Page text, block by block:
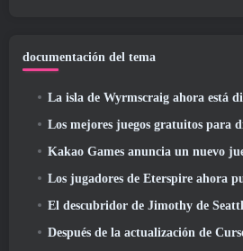
documentación del tema
La isla de Wyrmscraig ahora está disponible para
Los mejores juegos gratuitos para
Kakao Games anuncia un nuevo juego de rol
Los jugadores de Eterspire ahora pueden viajar un
El descubridor de Jimothy de Seattle tiene vínculos con ArenaNet, Por
Después de la actualización de Curse Of The Allflame, Path Of Exile